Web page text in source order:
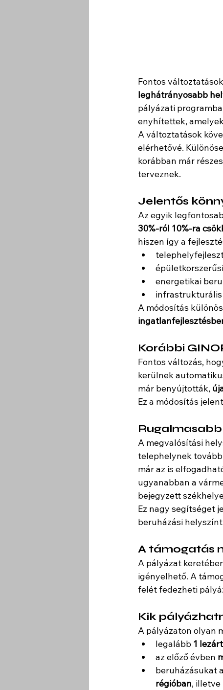
Fontos
leghátrányosabb
pályázati
enyhítettek,
A változtatások
elérhetővé.
korábban már
terveznek.
Jelentős
Az egyik
30%-ról 10%-ra
hiszen így a
energetikai
A módosítás
Korábbi
Fontos változás,
kerülnek
már benyújtották,
Ez a módosítás
A megvalósítási
telephelynek
már az is
ugyanabban a
bejegyzett
Ez nagy segítséget
beruházási
A támogatás
A pályázat
igényelhető. A
felét fedezheti
Kik
A pályázaton olyan
legalább 1
az előző évben
beruházásukat a
régióban, illetve